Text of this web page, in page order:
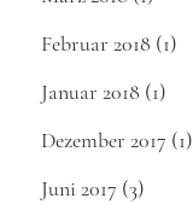
Februar 2018 (1)
Januar 2018 (1)
Dezember 2017 (1)
Juni 2017 (3)